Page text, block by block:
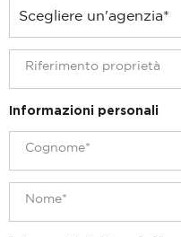
Informazioni personali